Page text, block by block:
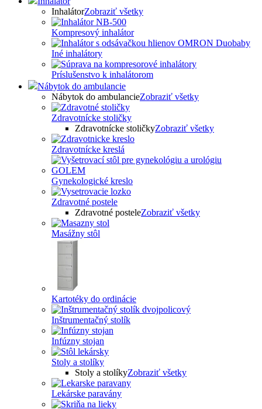
InhalátorZobraziť všetky
Kompresový inhalátor
Iné inhalátory
Príslušenstvo k inhalátorom
Nábytok do ambulancie
Nábytok do ambulancieZobraziť všetky
Zdravotnícke stoličky
Zdravotnícke stoličkyZobraziť všetky
Zdravotnícke kreslá
Gynekologické kreslo
Zdravotné postele
Zdravotné posteleZobraziť všetky
Masážny stôl
Kartotéky do ordinácie
Inštrumentačný stolík
Infúzny stojan
Stoly a stolíky
Stoly a stolíkyZobraziť všetky
Lekárske paravány